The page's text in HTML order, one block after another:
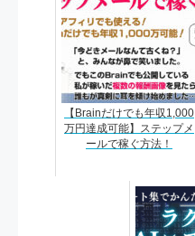
【Brainだけでも年収1,000
万円達成可能】ステップメ
ールで稼ぐ方法！